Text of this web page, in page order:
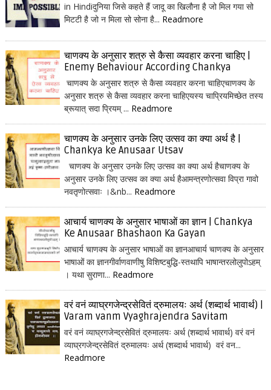
in Hindiदुनिया जिसे कहते हैं जादू का खिलौना है जो मिल गया सो
मिटटी है जो न मिला सो सोना है... Readmore
चाणक्य के अनुसार शत्रु से कैसा व्यवहार करना चाहिए |
Enemy Behaviour According Chankya
चाणक्य के अनुसार शत्रु से कैसा व्यवहार करना चाहिएचाणक्य के
अनुसार शत्रु से कैसा व्यवहार करना चाहिएयस्य चाप्रियमिच्छेत तस्य
ब्रूयात् सदा प्रियम् ... Readmore
चाणक्य के अनुसार उनके लिए उत्सव का क्या अर्थ है |
Chankya ke Anusaar Utsav
चाणक्य के अनुसार उनके लिए उत्सव का क्या अर्थ हैचाणक्य के
अनुसार उनके लिए उत्सव का क्या अर्थ हैआमन्त्रणोत्सवा विप्रा गावो
नवतृणोत्सवाः ।&nb... Readmore
आचार्य चाणक्य के अनुसार भाषाओं का ज्ञान | Chankya
Ke Anusaar Bhashaon Ka Gayan
आचार्य चाणक्य के अनुसार भाषाओं का ज्ञानआचार्य चाणक्य के अनुसार
भाषाओं का ज्ञानगीर्वाणवाणीषु विशिष्टबुद्धि-स्तथापि भाषान्तरलोलुपोऽहम्
। यथा सुराणा... Readmore
वरं वनं व्याघ्रगजेन्द्रसेवितं द्रुमालयः अर्थ (शब्दार्थ भावार्थ) |
Varam vanm Vyaghrajendra Savitam
वरं वनं व्याघ्रगजेन्द्रसेवितं द्रुमालयः अर्थ (शब्दार्थ भावार्थ) वरं वनं
व्याघ्रगजेन्द्रसेवितं द्रुमालयः अर्थ (शब्दार्थ भावार्थ) वरं वन...
Readmore